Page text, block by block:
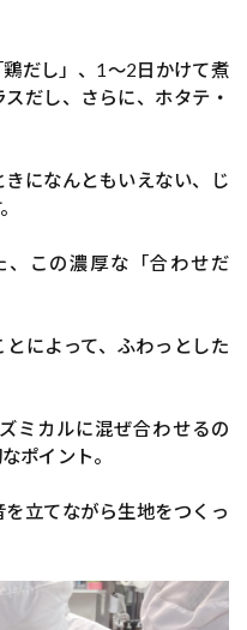
だし」、1〜2日かけて煮
だし、さらに、ホタテ・
になんともいえない、じ
、この濃厚な「合わせだ
によって、ふわっとした
ミカルに混ぜ合わせるの
ポイント。
立てながら生地をつくっ